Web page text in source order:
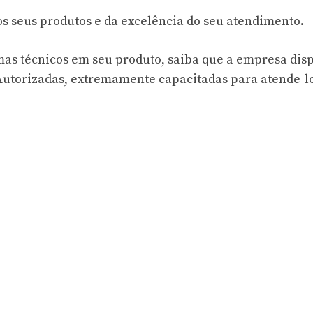
seus produtos e da excelência do seu atendimento.
técnicos em seu produto, saiba que a empresa
extremamente capacitadas para atende-